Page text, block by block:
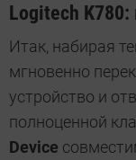
Logitech K780:
Итак, набирая
мгновенно
устройство и
полноценной
Device